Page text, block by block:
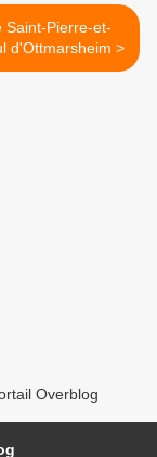
Saint-Pierre-et-
Saint-Paul d'Ottmarsheim >
Overblog